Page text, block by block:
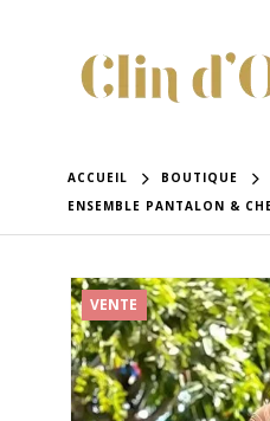
ACCUEIL BOUTIQUE
ENSEMBLE PANTALON &
VENTE